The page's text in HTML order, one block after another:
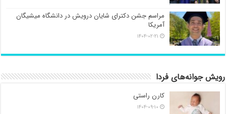
مراسم جشن دکترای شایان درویش در دانشگاه میشیگان
آمریکا
۱۴۰۴-۰۲-۲۱
رویش جوانه‌های فردا
کارن راستی
۱۴۰۴-۰۹-۱۰